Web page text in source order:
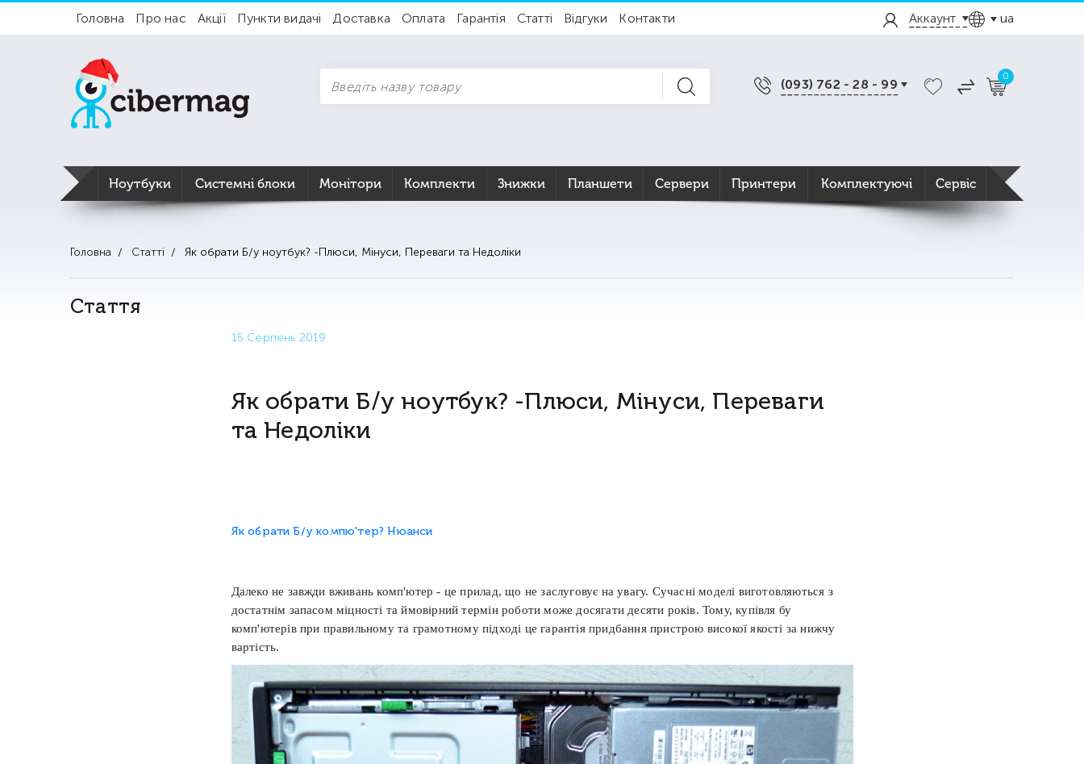
Головна Про нас Акції Пункти видачі Доставка Оплата Гарантія Статті Відгуки Контакти Аккаунт ua
(093) 762 - 28 - 99
0
Ноутбуки Системні блоки Монітори Комплекти Знижки Планшети Сервери Принтери Комплектуючі Сервіс
Головна Статті Як обрати Б/у ноутбук? -Плюси, Мінуси, Переваги та Недоліки
Стаття
15 Серпень 2019
Як обрати Б/у ноутбук? -Плюси, Мінуси, Переваги
та Недоліки
Як обрати Б/у компю'тер? Нюанси
Далеко не завжди вживань комп'ютер - це прилад, що не заслуговує на увагу. Сучасні моделі виготовляються з
достатнім запасом міцності та ймовірний термін роботи може досягати десяти років. Тому, купівля бу
комп'ютерів при правильному та грамотному підході це гарантія придбання пристрою високої якості за нижчу
вартість.